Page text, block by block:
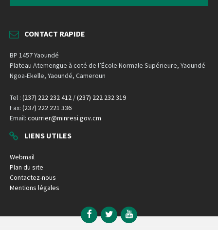
CONTACT RAPIDE
BP 1457 Yaoundé
Plateau Atemengue à coté de l’École Normale Supérieure, Yaoundé
Ngoa-Ekelle, Yaoundé, Cameroun
Tel : (237) 222 232 412 /(237) 222 232 319
Fax: (237) 222 221 336
Email: courrier@minresi.gov.cm
LIENS UTILES
Webmail
Plan du site
Contactez-nous
Mentions légales
FacebookTwitterYouTube